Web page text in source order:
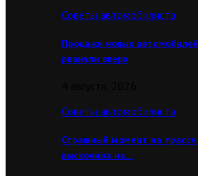
Советы автомобилиста
Продажи новых
рванули вверх
Советы автомобилиста
Страшный момент на
выскочила на…